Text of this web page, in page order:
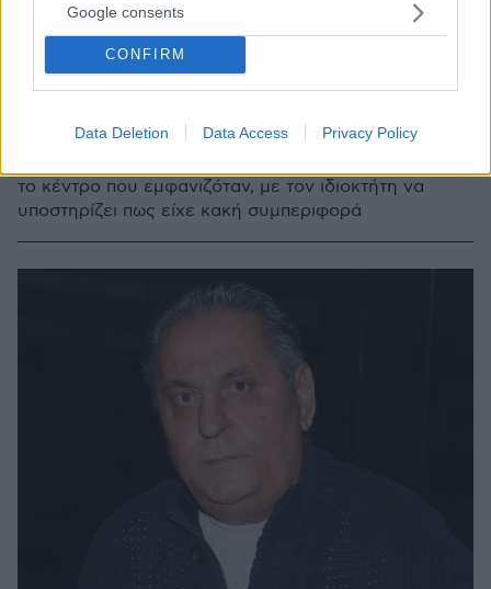
Google consents
CONFIRM
Data Deletion Data Access Privacy Policy
Όλοι οι καλλιτέχνες λέμε κάποια πράγματα πάνω από
για τον Χριστοδουλόπουλο
το κέντρο που εμφανιζόταν, με τον ιδιοκτήτη να
υποστηρίζει πως είχε κακή συμπεριφορά
17.01.2025, 14:45 6